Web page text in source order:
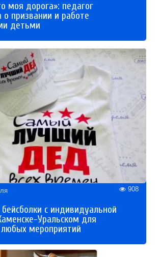
моя дорога»: педагог
о призвании и работе
детьми
908
с индивидуальной
Уральском для
мероприятий